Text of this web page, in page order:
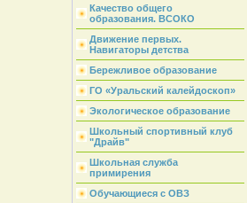
Качество общего
образования. ВСОКО
Движение первых.
Навигаторы детства
Бережливое образование
ГО «Уральский калейдоскоп»
Экологическое образование
Школьный спортивный клуб
"Драйв"
Школьная служба
примирения
Обучающиеся с ОВЗ